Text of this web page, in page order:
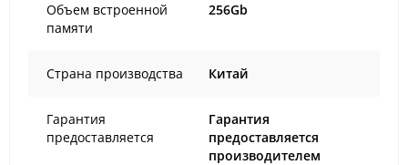
Объем встроенной
памяти
256Gb
Страна производства Китай
Гарантия
предоставляется
Гарантия
предоставляется
производителем